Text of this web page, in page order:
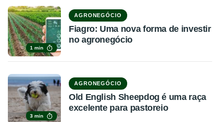
1 min
AGRONEGÓCIO
Fiagro: Uma nova forma de investir
no agronegócio
3 min
AGRONEGÓCIO
Old English Sheepdog é uma raça
excelente para pastoreio